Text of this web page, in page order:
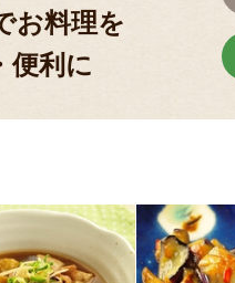
お料理を
便利に